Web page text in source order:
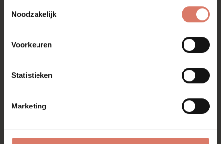
Noodzakelijk
Voorkeuren
Statistieken
Marketing
Huysinc
Regterweistraat 5
0418 - 55 66 66
Ma t/m wo: 09.30 – 17.30
Showroom
Moodboard tool
Blog
Veelgestelde vragen